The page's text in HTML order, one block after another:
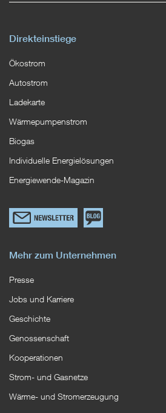
Direkteinstiege
Ökostrom
Autostrom
Ladekarte
Wärmepumpenstrom
Biogas
Individuelle Energielösungen
Energiewende-Magazin
Link
zum
Newsletterformular
Zum
Blog
Mehr zum Unternehmen
Presse
Jobs und Karriere
Geschichte
Genossenschaft
Kooperationen
Strom- und Gasnetze
Wärme- und Stromerzeugung